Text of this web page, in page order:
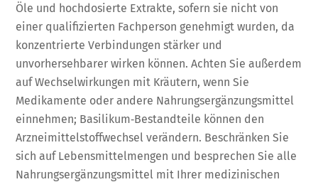
Öle und hochdosierte Extrakte, sofern sie nicht von
einer qualifizierten Fachperson genehmigt wurden, da
konzentrierte Verbindungen stärker und
unvorhersehbarer wirken können. Achten Sie außerdem
auf Wechselwirkungen mit Kräutern, wenn Sie
Medikamente oder andere Nahrungsergänzungsmittel
einnehmen; Basilikum‑Bestandteile können den
Arzneimittelstoffwechsel verändern. Beschränken Sie
sich auf Lebensmittelmengen und besprechen Sie alle
Nahrungsergänzungsmittel mit Ihrer medizinischen